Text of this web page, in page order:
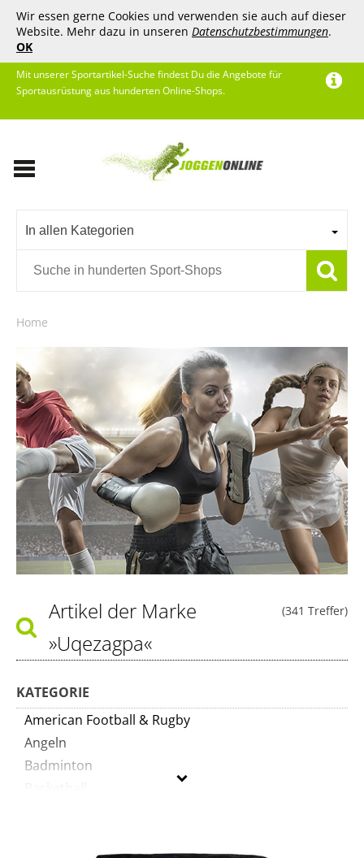
Wir essen gerne Cookies und verwenden sie auch auf dieser
Website. Mehr dazu in unseren Datenschutzbestimmungen.
OK
Mit unserer Sportartikel-Suche findest Du die Angebote für
Sportausrüstung aus hunderten Online-Shops.
In allen Kategorien
Home
(341 Treffer)
Artikel der Marke
»Uqezagpa«
KATEGORIE
American Football & Rugby
Angeln
Badminton